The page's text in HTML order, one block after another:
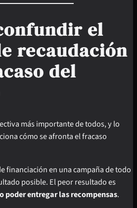
el
recaudación
del
más importante de todos, y lo
cómo se afronta el fracaso
financiación en una campaña de todo
posible. El peor resultado es
poder entregar las recompensas.